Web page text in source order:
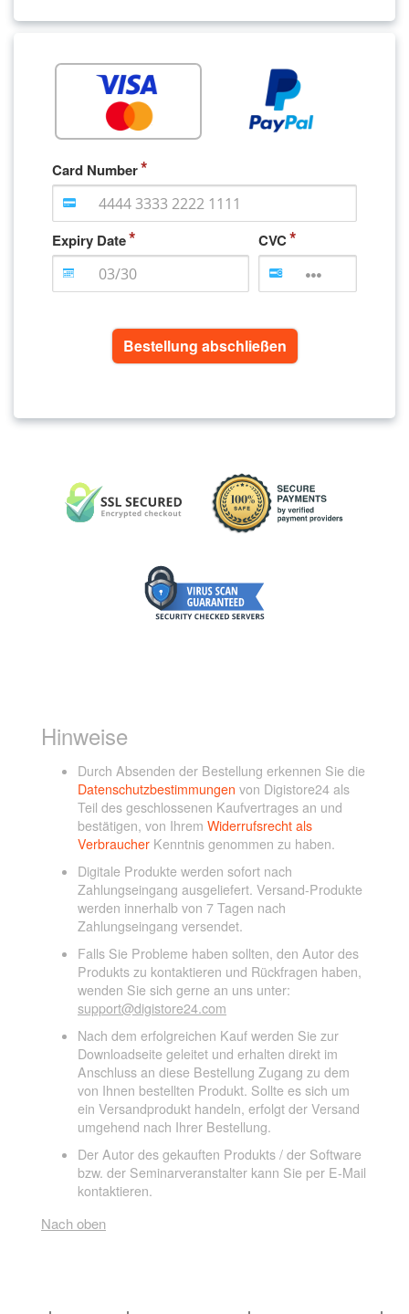
Card Number
Expiry Date CVC
Bestellung abschließen
Hinweise
Durch Absenden der Bestellung erkennen Sie die
Datenschutzbestimmungen von Digistore24 als
Teil des geschlossenen Kaufvertrages an und
bestätigen, von Ihrem Widerrufsrecht als
Verbraucher Kenntnis genommen zu haben.
Digitale Produkte werden sofort nach
Zahlungseingang ausgeliefert. Versand-Produkte
werden innerhalb von 7 Tagen nach
Zahlungseingang versendet.
Falls Sie Probleme haben sollten, den Autor des
Produkts zu kontaktieren und Rückfragen haben,
wenden Sie sich gerne an uns unter:
support@digistore24.com
Nach dem erfolgreichen Kauf werden Sie zur
Downloadseite geleitet und erhalten direkt im
Anschluss an diese Bestellung Zugang zu dem
von Ihnen bestellten Produkt. Sollte es sich um
ein Versandprodukt handeln, erfolgt der Versand
umgehend nach Ihrer Bestellung.
Der Autor des gekauften Produkts / der Software
bzw. der Seminarveranstalter kann Sie per E-Mail
kontaktieren.
Nach oben